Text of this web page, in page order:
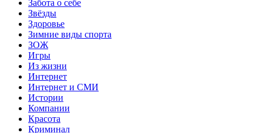
Забота о себе
Звёзды
Здоровье
Зимние виды спорта
ЗОЖ
Игры
Из жизни
Интернет
Интернет и СМИ
Истории
Компании
Красота
Криминал